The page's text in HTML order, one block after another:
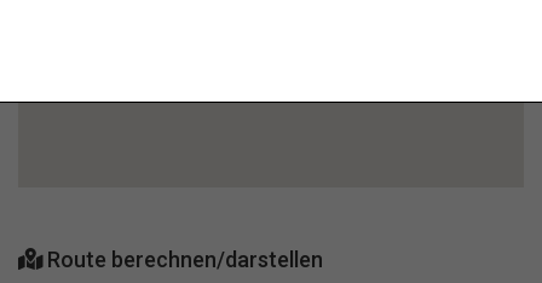
Route berechnen/darstellen